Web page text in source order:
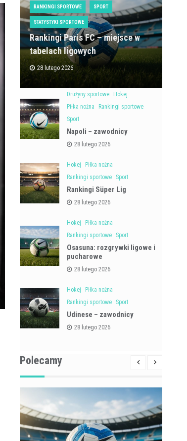
RANKINGI SPORTOWE SPORT
STATYSTYKI SPORTOWE
Rankingi Paris FC – miejsce w
tabelach ligowych
28 lutego 2026
Drużyny sportowe
Hokej
Piłka nożna
Rankingi sportowe
Sport
Napoli – zawodnicy
28 lutego 2026
Hokej
Piłka nożna
Rankingi sportowe
Sport
Rankingi Süper Lig
28 lutego 2026
Hokej
Piłka nożna
Rankingi sportowe
Sport
Osasuna: rozgrywki ligowe i
pucharowe
28 lutego 2026
Hokej
Piłka nożna
Rankingi sportowe
Sport
Udinese – zawodnicy
28 lutego 2026
Polecamy